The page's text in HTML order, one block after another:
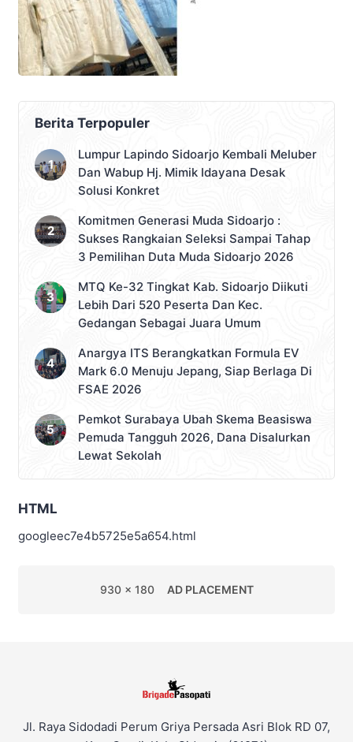
Berita Terpopuler
Lumpur Lapindo Sidoarjo Kembali Meluber
Dan Wabup Hj. Mimik Idayana Desak
Solusi Konkret
Komitmen Generasi Muda Sidoarjo :
Sukses Rangkaian Seleksi Sampai Tahap
3 Pemilihan Duta Muda Sidoarjo 2026
MTQ Ke-32 Tingkat Kab. Sidoarjo Diikuti
Lebih Dari 520 Peserta Dan Kec.
Gedangan Sebagai Juara Umum
Anargya ITS Berangkatkan Formula EV
Mark 6.0 Menuju Jepang, Siap Berlaga Di
FSAE 2026
Pemkot Surabaya Ubah Skema Beasiswa
Pemuda Tangguh 2026, Dana Disalurkan
Lewat Sekolah
HTML
googleec7e4b5725e5a654.html
930 x 180 AD PLACEMENT
Jl. Raya Sidodadi Perum Griya Persada Asri Blok RD 07,